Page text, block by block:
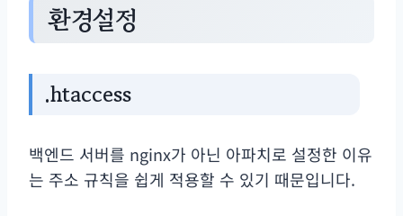
환경설정
.htaccess
백엔드 서버를 nginx가 아닌 아파치로 설정한 이유
는 주소 규칙을 쉽게 적용할 수 있기 때문입니다.